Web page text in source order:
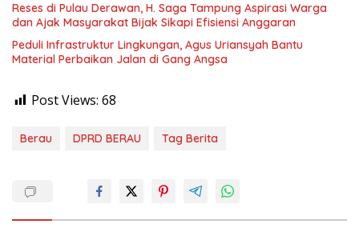
Reses di Pulau Derawan, H. Saga Tampung Aspirasi Warga
dan Ajak Masyarakat Bijak Sikapi Efisiensi Anggaran
Peduli Infrastruktur Lingkungan, Agus Uriansyah Bantu
Material Perbaikan Jalan di Gang Angsa
Post Views: 68
Berau DPRD BERAU Tag Berita